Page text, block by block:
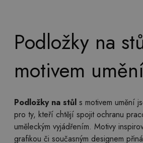
Podložky na
motivem
Podložky na stůl s motivem umění
pro ty, kteří chtějí spojit ochranu
uměleckým vyjádřením. Motivy
grafikou či současným designem